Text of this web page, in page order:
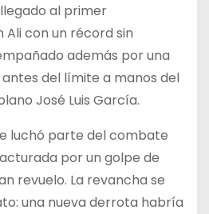
al primer
con un récord sin
además por una
del límite a manos del
José Luis García.
luchó parte del combate
por un golpe de
revuelo. La revancha se
una nueva derrota habría